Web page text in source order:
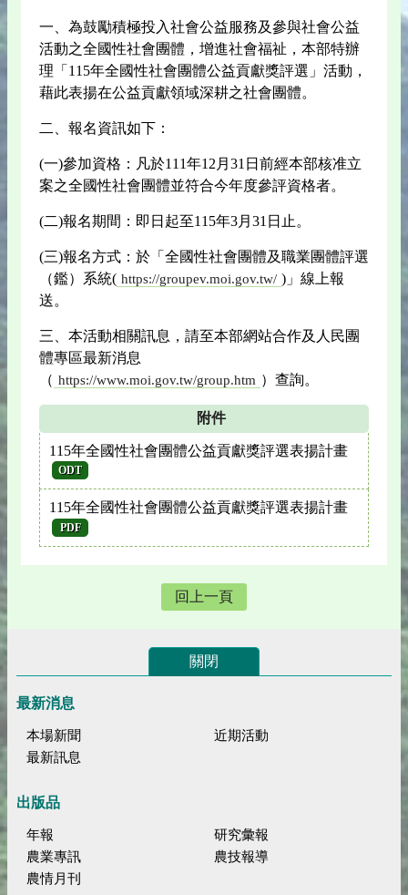
一、為鼓勵積極投入社會公益服務及參與社會公益
活動之全國性社會團體，增進社會福祉，本部特辦
理「115年全國性社會團體公益貢獻獎評選」活動，
藉此表揚在公益貢獻領域深耕之社會團體。
二、報名資訊如下：
(一)參加資格：凡於111年12月31日前經本部核准立
案之全國性社會團體並符合今年度參評資格者。
(二)報名期間：即日起至115年3月31日止。
(三)報名方式：於「全國性社會團體及職業團體評選
（鑑）系統( https://groupev.moi.gov.tw/ )」線上報
送。
三、本活動相關訊息，請至本部網站合作及人民團
體專區最新消息
（ https://www.moi.gov.tw/group.htm ）查詢。
附件
115年全國性社會團體公益貢獻獎評選表揚計畫
ODT
115年全國性社會團體公益貢獻獎評選表揚計畫
PDF
回上一頁
關閉
最新消息
本場新聞
近期活動
最新訊息
出版品
年報
研究彙報
農業專訊
農技報導
農情月刊